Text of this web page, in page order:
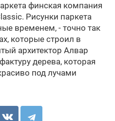
финская компания
Рисунки паркета
временем, - точно так
которые строил в
архитектор Алвар
дерева, которая
под лучами